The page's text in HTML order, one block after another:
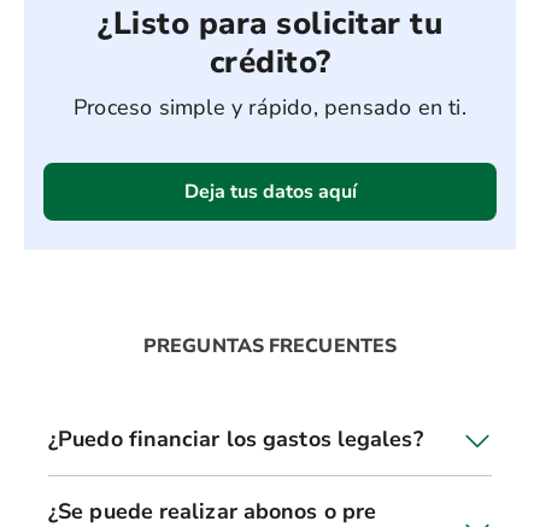
¿Listo para solicitar tu
crédito?
Proceso simple y rápido, pensado en ti.
Deja tus datos aquí
PREGUNTAS FRECUENTES
¿Puedo financiar los gastos legales?
¿Se puede realizar abonos o pre